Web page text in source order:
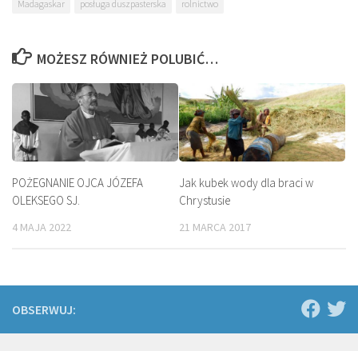
Madagaskar posługa duszpasterska rolnictwo
MOŻESZ RÓWNIEŻ POLUBIĆ…
POŻEGNANIE OJCA JÓZEFA
OLEKSEGO SJ.
4 MAJA 2022
Jak kubek wody dla braci w
Chrystusie
21 MARCA 2017
OBSERWUJ: